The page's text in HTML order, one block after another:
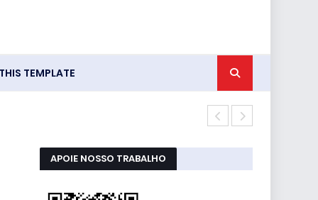
TEMPLATE
APOIE NOSSO TRABALHO